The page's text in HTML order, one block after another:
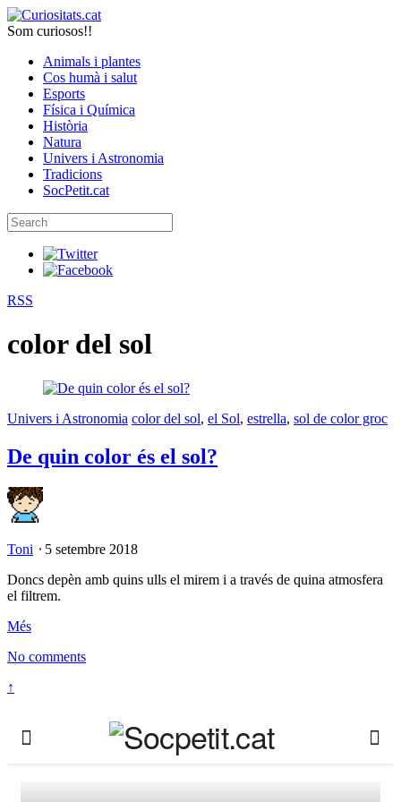
Som curiosos!!
Animals i plantes
Cos humà i salut
Esports
Física i Química
Història
Natura
Univers i Astronomia
Tradicions
SocPetit.cat
RSS
color del sol
Univers i Astronomia color del sol, el Sol, estrella, sol de color groc
De quin color és el sol?
Toni ⋅ 5 setembre 2018
Doncs depèn amb quins ulls el mirem i a través de quina atmosfera
el filtrem.
Més
No comments
↑